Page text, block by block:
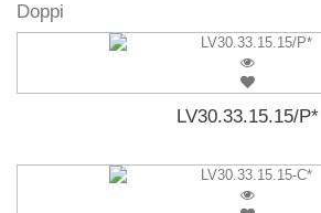
Doppi
LV30.33.15.15/P*